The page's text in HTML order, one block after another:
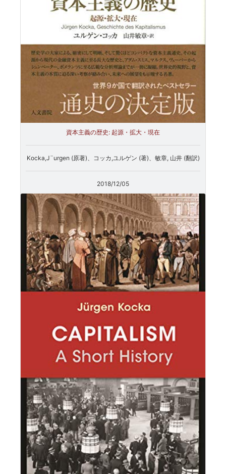
資本主義の歴史: 起源・拡大・現在
Kocka,J¨urgen (原著)、コッカ,ユルゲン (著)、敏章, 山井 (翻訳)
2018/12/05